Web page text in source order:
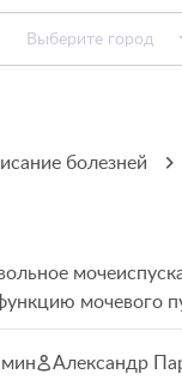
Выберите город
болезней
мочевого
Александр